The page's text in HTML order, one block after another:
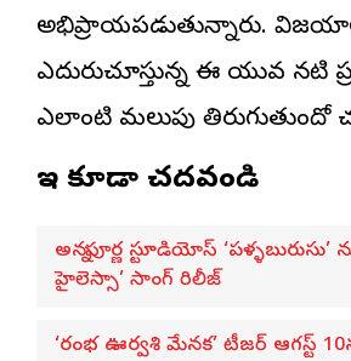
అభిప్రాయపడుతున్నారు.
ఎదురుచూస్తున్న ఈ యువ నటి
ఎలాంటి మలుపు తిరుగుతుందో
ఇవి కూడా చదవండి
అన్నపూర్ణ స్టూడియోస్
హైలెస్సా’ సాంగ్ రిలీజ్
‘రంభ ఊర్వశి మేనక’ టీజర్ ఆగస్ట్